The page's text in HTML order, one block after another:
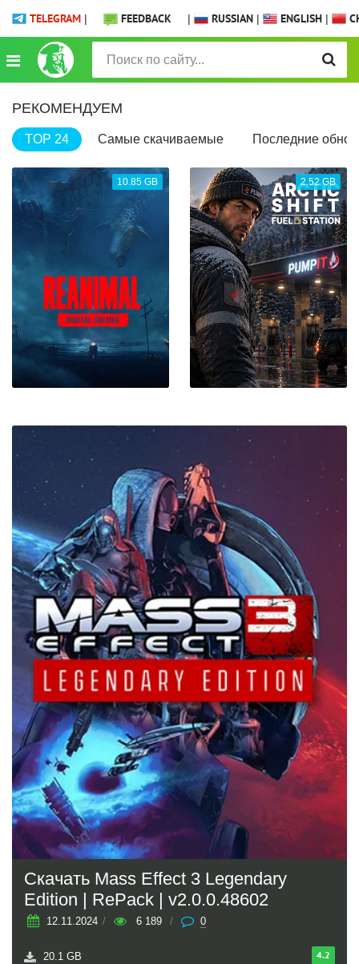
TELEGRAM | FEEDBACK | RUSSIAN | ENGLISH |
РЕКОМЕНДУЕМ
TOP 24 Самые скачиваемые Последние
10.85 GB 2.52 GB
Скачать Mass Effect 3 Legendary
Edition | RePack | v2.0.0.48602
12.11.2024 / 6 189 / 0
4.2
20.1 GB